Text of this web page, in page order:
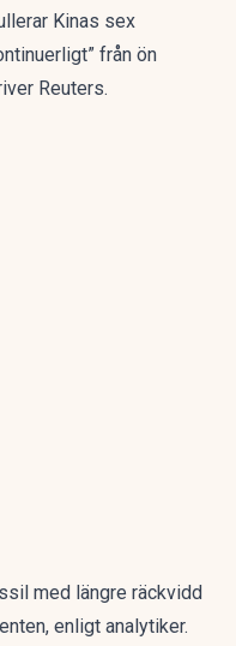
Kinas sex
från ön
Reuters.
med längre räckvidd
enligt analytiker.